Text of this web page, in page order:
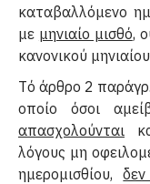
καταβαλλόμενο
με μηνιαίο μισθό,
κανονικού
Tό άρθρο 2
οποίο όσοι
απασχολούνται
λόγους μη
ημερομισθίου,